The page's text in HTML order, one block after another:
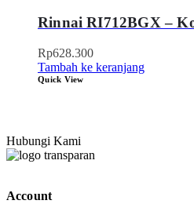
Rinnai RI712BGX –
Rp628.300
Tambah ke keranjang
Quick View
Hubungi Kami
Account